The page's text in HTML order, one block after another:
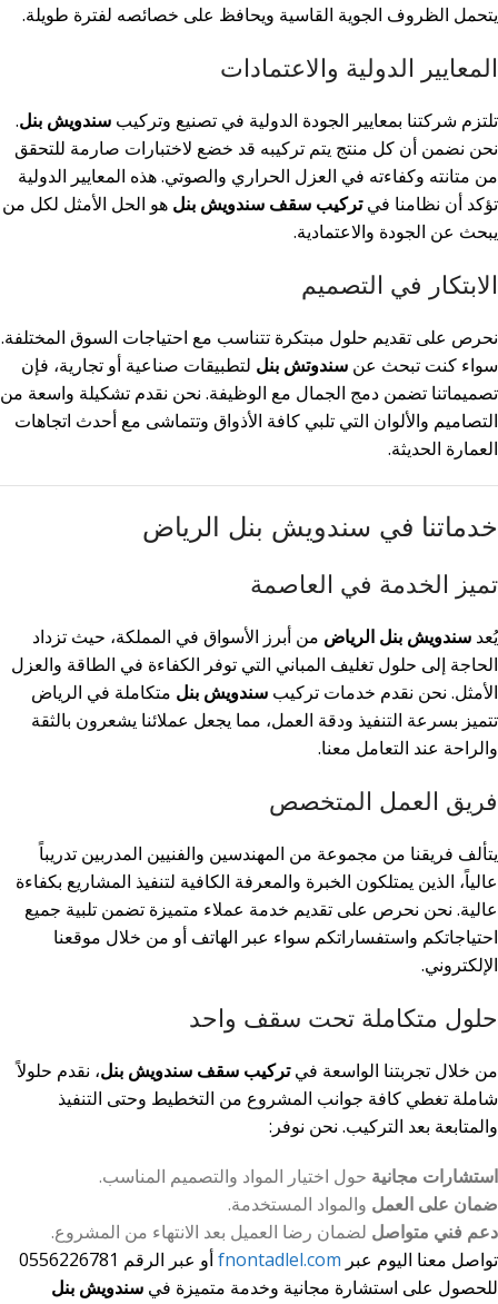
يتحمل الظروف الجوية القاسية ويحافظ على خصائصه لفترة طويلة.
المعايير الدولية والاعتمادات
تلتزم شركتنا بمعايير الجودة الدولية في تصنيع وتركيب سندويش بنل.
نحن نضمن أن كل منتج يتم تركيبه قد خضع لاختبارات صارمة للتحقق
من متانته وكفاءته في العزل الحراري والصوتي. هذه المعايير الدولية
تؤكد أن نظامنا فيتركيب سقف سندويش بنل هو الحل الأمثل لكل من
يبحث عن الجودة والاعتمادية.
الابتكار في التصميم
نحرص على تقديم حلول مبتكرة تتناسب مع احتياجات السوق المختلفة.
سواء كنت تبحث عن سندوتش بنل لتطبيقات صناعية أو تجارية، فإن
تصميماتنا تضمن دمج الجمال مع الوظيفة. نحن نقدم تشكيلة واسعة من
التصاميم والألوان التي تلبي كافة الأذواق وتتماشى مع أحدث اتجاهات
العمارة الحديثة.
خدماتنا في سندويش بنل الرياض
تميز الخدمة في العاصمة
يُعد سندويش بنل الرياض من أبرز الأسواق في المملكة، حيث تزداد
الحاجة إلى حلول تغليف المباني التي توفر الكفاءة في الطاقة والعزل
الأمثل. نحن نقدم خدمات تركيب سندويش بنل متكاملة في الرياض
تتميز بسرعة التنفيذ ودقة العمل، مما يجعل عملائنا يشعرون بالثقة
والراحة عند التعامل معنا.
فريق العمل المتخصص
يتألف فريقنا من مجموعة من المهندسين والفنيين المدربين تدريباً
عالياً، الذين يمتلكون الخبرة والمعرفة الكافية لتنفيذ المشاريع بكفاءة
عالية. نحن نحرص على تقديم خدمة عملاء متميزة تضمن تلبية جميع
احتياجاتكم واستفساراتكم سواء عبر الهاتف أو من خلال موقعنا
الإلكتروني.
حلول متكاملة تحت سقف واحد
من خلال تجربتنا الواسعة فيتركيب سقف سندويش بنل، نقدم حلولاً
شاملة تغطي كافة جوانب المشروع من التخطيط وحتى التنفيذ
والمتابعة بعد التركيب. نحن نوفر:
استشارات مجانية حول اختيار المواد والتصميم المناسب.
ضمان على العمل والمواد المستخدمة.
دعم فني متواصل لضمان رضا العميل بعد الانتهاء من المشروع.
تواصل معنا اليوم عبر fnontadlel.com
أو عبر الرقم 0556226781
للحصول على استشارة مجانية وخدمة متميزة في سندويش بنل